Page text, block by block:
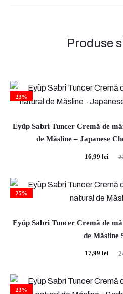
Produse
23%
Eyüp Sabri Tuncer Cremă de
de Măsline – Japanese
Prețul
a
fost:
16,99 lei
este:
16,99 lei.
25%
Eyüp Sabri Tuncer Cremă de
de Măsline
Prețul
a
17,99 lei
este:
23%